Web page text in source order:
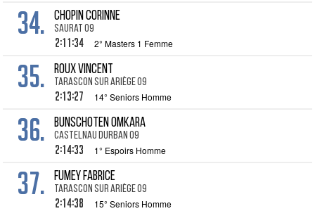
34. CHOPIN Corinne
Saurat 09
2:11:34 2° Masters 1 Femme
35. ROUX Vincent
Tarascon sur Ariège 09
2:13:27 14° Seniors Homme
36. BUNSCHOTEN Omkara
Castelnau Durban 09
2:14:33 1° Espoirs Homme
37. FUMEY Fabrice
Tarascon sur Ariège 09
2:14:38 15° Seniors Homme